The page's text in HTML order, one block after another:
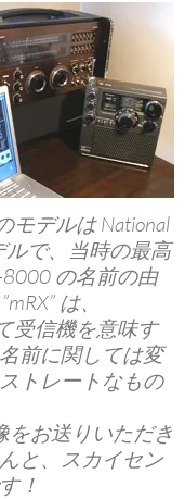
モデルは National
ルで、当時の最高
の名前の由
は、
受信機を意味す
前に関しては変
トレートなもの
をお送りいただき
と、スカイセン
！